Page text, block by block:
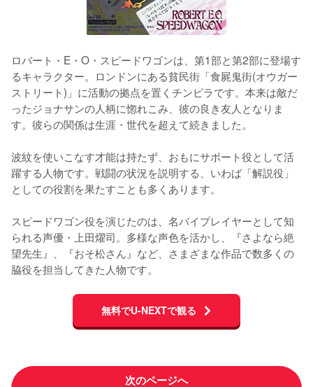
ロバート・E・O・スピードワゴンは、第1部と第2部に登場す
るキャラクター。ロンドンにある貧民街「食屍鬼街(オウガー
ストリート)」に活動の拠点を置くチンピラです。本来は敵だ
ったジョナサンの人柄に惚れこみ、彼の良き友人となりま
す。彼らの関係は生涯・世代を超えて続きました。
波紋を使いこなす才能は持たず、おもにサポート役として活
躍する人物です。戦闘の状況を説明する、いわば「解説役」
としての役割を果たすことも多くあります。
スピードワゴン役を演じたのは、名バイプレイヤーとして知
られる声優・上田燿司。多様な声色を活かし、『さよなら絶
望先生』、『おそ松さん』など、さまざまな作品で数多くの
脇役を担当してきた人物です。
無料でU-NEXTで観る
次のページへ